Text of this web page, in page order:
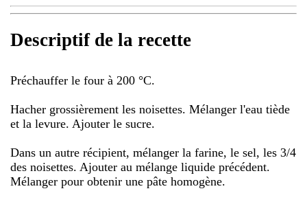
Descriptif de la recette
Préchauffer le four à 200 °C.
Hacher grossièrement les noisettes. Mélanger l'eau tiède
et la levure. Ajouter le sucre.
Dans un autre récipient, mélanger la farine, le sel, les 3/4
des noisettes. Ajouter au mélange liquide précédent.
Mélanger pour obtenir une pâte homogène.